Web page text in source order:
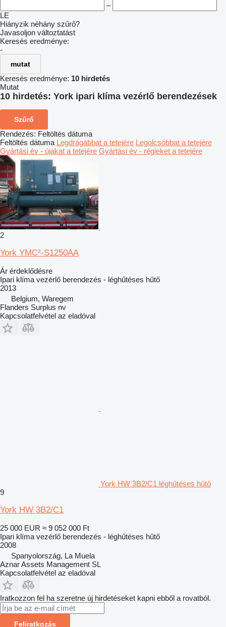
–
LE
Hiányzik néhány szűrő?
Javasoljon változtatást
Keresés eredménye:
-
mutat
Keresés eredménye: 10 hirdetés
Mutat
10 hirdetés: York ipari klíma vezérlő berendezések
Szűrő
Rendezés: Feltöltés dátuma
Feltöltés dátuma Legdrágábbat a tetejére Legolcsóbbat a tetejére
Gyártási év - újakat a tetejére Gyártási év - régieket a tetejére
2
York YMC²-S1250AA
Ár érdeklődésre
Ipari klíma vezérlő berendezés - léghűtéses hűtő
2013
Belgium, Waregem
Flanders Surplus nv
Kapcsolatfelvétel az eladóval
York HW 3B2/C1 léghűtéses hűtő
9
York HW 3B2/C1
25 000 EUR ≈ 9 052 000 Ft
Ipari klíma vezérlő berendezés - léghűtéses hűtő
2008
Spanyolország, La Muela
Aznar Assets Management SL
Kapcsolatfelvétel az eladóval
Iratkozzon fel ha szeretne új hirdetéseket kapni ebből a rovatból.
Feliratkozás